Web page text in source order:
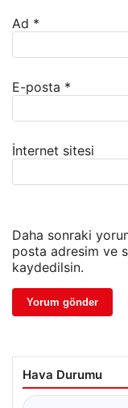
Ad *
E-posta *
İnternet sitesi
Daha sonraki
posta adresim ve
kaydedilsin.
Hava Durumu